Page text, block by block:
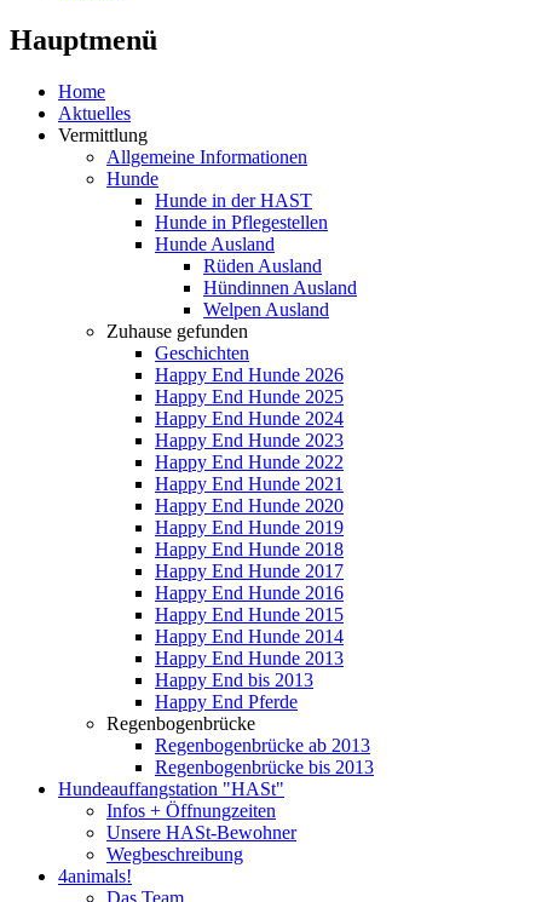
Hauptmenü
Home
Aktuelles
Vermittlung
Allgemeine Informationen
Hunde
Hunde in der HAST
Hunde in Pflegestellen
Hunde Ausland
Rüden Ausland
Hündinnen Ausland
Welpen Ausland
Zuhause gefunden
Geschichten
Happy End Hunde 2026
Happy End Hunde 2025
Happy End Hunde 2024
Happy End Hunde 2023
Happy End Hunde 2022
Happy End Hunde 2021
Happy End Hunde 2020
Happy End Hunde 2019
Happy End Hunde 2018
Happy End Hunde 2017
Happy End Hunde 2016
Happy End Hunde 2015
Happy End Hunde 2014
Happy End Hunde 2013
Happy End bis 2013
Happy End Pferde
Regenbogenbrücke
Regenbogenbrücke ab 2013
Regenbogenbrücke bis 2013
Hundeauffangstation "HASt"
Infos + Öffnungzeiten
Unsere HASt-Bewohner
Wegbeschreibung
4animals!
Das Team